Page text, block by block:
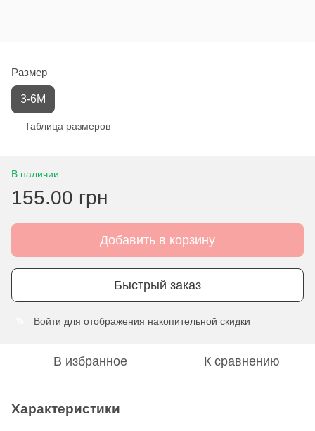
Размер
3-6М
Таблица размеров
В наличии
155.00 грн
Добавить в корзину
Быстрый заказ
Войти для отображения накопительной скидки
В избранное К сравнению
Характеристики